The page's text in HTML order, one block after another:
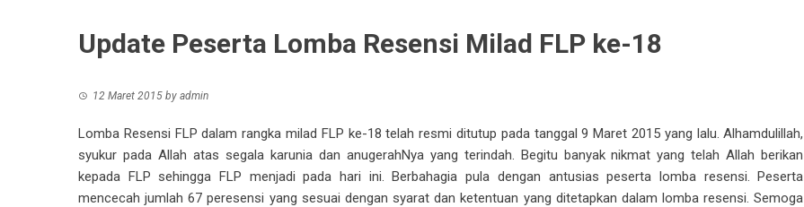
Update Peserta Lomba Resensi Milad FLP ke-18
12 Maret 2015 by admin
Lomba Resensi FLP dalam rangka milad FLP ke-18 telah resmi ditutup pada tanggal 9 Maret 2015 yang lalu. Alhamdulillah,
syukur pada Allah atas segala karunia dan anugerahNya yang terindah. Begitu banyak nikmat yang telah Allah berikan
kepada FLP sehingga FLP menjadi pada hari ini. Berbahagia pula dengan antusias peserta lomba resensi. Peserta
mencecah jumlah 67 peresensi yang sesuai dengan syarat dan ketentuan yang ditetapkan dalam lomba resensi. Semoga